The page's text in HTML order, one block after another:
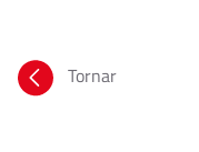
Tornar